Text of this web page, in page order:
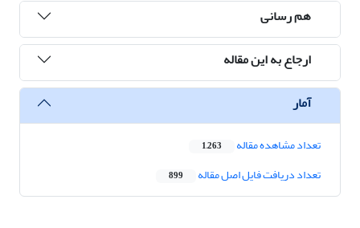
هم رسانی
ارجاع به این مقاله
آمار
تعداد مشاهده مقاله 1,263
تعداد دریافت فایل اصل مقاله 899